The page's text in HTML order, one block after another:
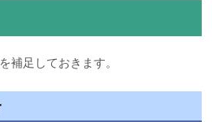
補足しておきます。